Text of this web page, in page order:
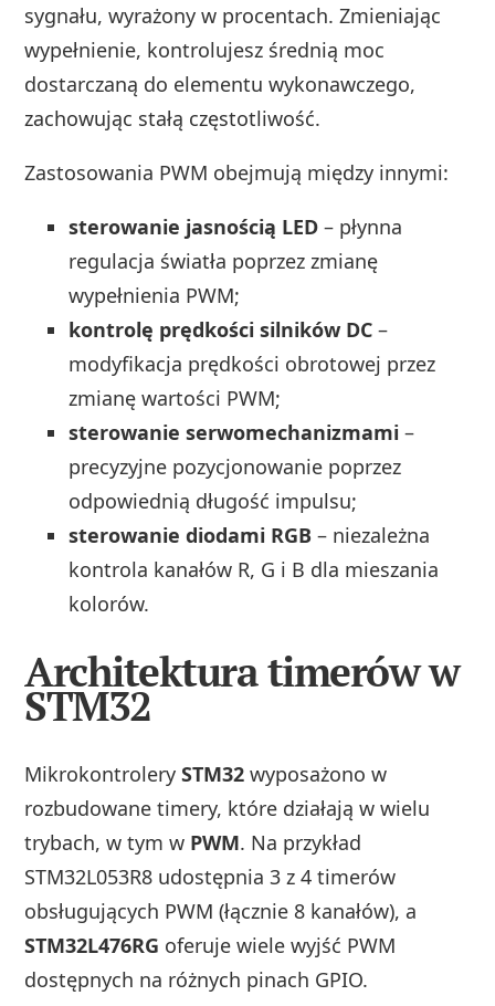
sygnału, wyrażony w procentach. Zmieniając
wypełnienie, kontrolujesz średnią moc
dostarczaną do elementu wykonawczego,
zachowując stałą częstotliwość.
Zastosowania PWM obejmują między innymi:
sterowanie jasnością LED – płynna
regulacja światła poprzez zmianę
wypełnienia PWM;
kontrolę prędkości silników DC –
modyfikacja prędkości obrotowej przez
zmianę wartości PWM;
sterowanie serwomechanizmami –
precyzyjne pozycjonowanie poprzez
odpowiednią długość impulsu;
sterowanie diodami RGB – niezależna
kontrola kanałów R, G i B dla mieszania
kolorów.
Architektura timerów w
STM32
MikrokontrolerySTM32 wyposażono w
rozbudowane timery, które działają w wielu
trybach, w tym w PWM. Na przykład
STM32L053R8 udostępnia 3 z 4 timerów
obsługujących PWM (łącznie 8 kanałów), a
STM32L476RG oferuje wiele wyjść PWM
dostępnych na różnych pinach GPIO.